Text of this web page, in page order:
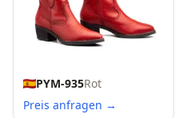
PYM-935Rot
Preis anfragen →